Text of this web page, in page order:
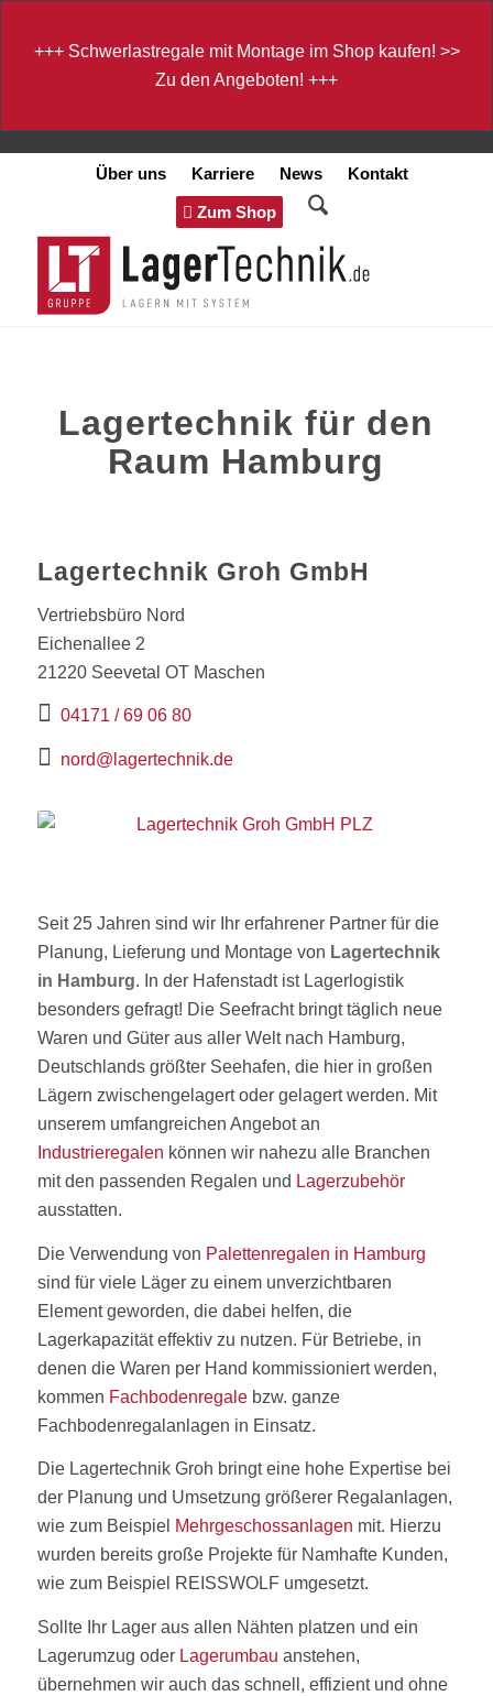
+++ Schwerlastregale mit Montage im Shop kaufen! >>
Zu den Angeboten! +++
Über uns Karriere News Kontakt
Zum Shop
Lagertechnik für den
Raum Hamburg
Lagertechnik Groh GmbH
Vertriebsbüro Nord
Eichenallee 2
21220 Seevetal OT Maschen
04171 / 69 06 80
nord@lagertechnik.de
Seit 25 Jahren sind wir Ihr erfahrener Partner für die
Planung, Lieferung und Montage von Lagertechnik
in Hamburg. In der Hafenstadt ist Lagerlogistik
besonders gefragt! Die Seefracht bringt täglich neue
Waren und Güter aus aller Welt nach Hamburg,
Deutschlands größter Seehafen, die hier in großen
Lägern zwischengelagert oder gelagert werden. Mit
unserem umfangreichen Angebot an
Industrieregalen können wir nahezu alle Branchen
mit den passenden Regalen und Lagerzubehör
ausstatten.
Die Verwendung von Palettenregalen in Hamburg
sind für viele Läger zu einem unverzichtbaren
Element geworden, die dabei helfen, die
Lagerkapazität effektiv zu nutzen. Für Betriebe, in
denen die Waren per Hand kommissioniert werden,
kommen Fachbodenregalebzw. ganze
Fachbodenregalanlagen in Einsatz.
Die Lagertechnik Groh bringt eine hohe Expertise bei
der Planung und Umsetzung größerer Regalanlagen,
wie zum Beispiel Mehrgeschossanlagen mit. Hierzu
wurden bereits große Projekte für Namhafte Kunden,
wie zum Beispiel REISSWOLF umgesetzt.
Sollte Ihr Lager aus allen Nähten platzen und ein
Lagerumzug oder Lagerumbau anstehen,
übernehmen wir auch das schnell, effizient und ohne